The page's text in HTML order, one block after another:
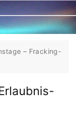
– Fracking-